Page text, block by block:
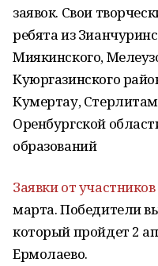
заявок. Свои
ребята из
Миякинского,
Куюргазинского
Кумертау,
Оренбургской
образований
Заявки от участников
марта. Победители
который пройдет 2
Ермолаево.